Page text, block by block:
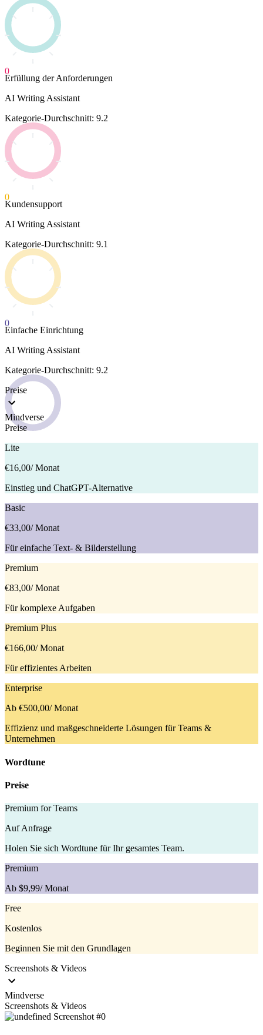
0
Erfüllung der Anforderungen
AI Writing Assistant
Kategorie-Durchschnitt: 9.2
0
Kundensupport
AI Writing Assistant
Kategorie-Durchschnitt: 9.1
0
Einfache Einrichtung
AI Writing Assistant
Kategorie-Durchschnitt: 9.2
Preise
Mindverse
Preise
Lite
€16,00/ Monat
Einstieg und ChatGPT-Alternative
Basic
€33,00/ Monat
Für einfache Text- & Bilderstellung
Premium
€83,00/ Monat
Für komplexe Aufgaben
Premium Plus
€166,00/ Monat
Für effizientes Arbeiten
Enterprise
Ab €500,00/ Monat
Effizienz und maßgeschneiderte Lösungen für Teams &
Unternehmen
Wordtune
Preise
Premium for Teams
Auf Anfrage
Holen Sie sich Wordtune für Ihr gesamtes Team.
Premium
Ab $9,99/ Monat
Free
Kostenlos
Beginnen Sie mit den Grundlagen
Screenshots & Videos
Mindverse
Screenshots & Videos